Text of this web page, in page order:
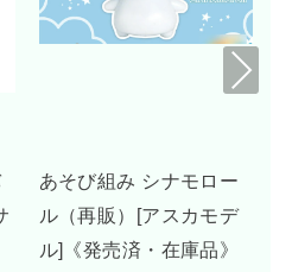
あそび組み シナモロー
ル（再販）[アスカモデ
ル]《発売済・在庫品》
Nex